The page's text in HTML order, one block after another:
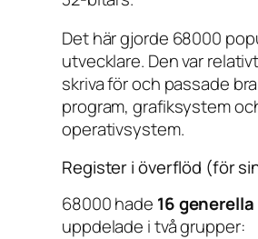
Det här gjorde 68000
utvecklare. Den var
skriva för och passade
program, grafiksystem
operativsystem.
Register i överflöd (för
68000 hade 16
uppdelade i två grupper: